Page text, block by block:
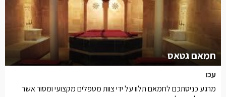
חמאם גטאס
עכו
מרגע כניסתכם לחמאם תלוו על ידי צוות מטפלים מקצועי ומסור אשר